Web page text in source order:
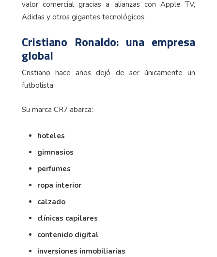
valor comercial gracias a alianzas con Apple TV,
Adidas y otros gigantes tecnológicos.
Cristiano Ronaldo: una empresa
global
Cristiano hace años dejó de ser únicamente un
futbolista.
Su marca CR7 abarca:
hoteles
gimnasios
perfumes
ropa interior
calzado
clínicas capilares
contenido digital
inversiones inmobiliarias